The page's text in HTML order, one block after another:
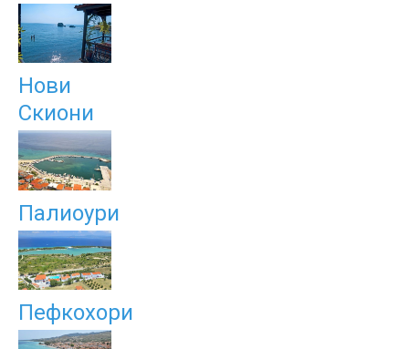
Нови
Скиони
Палиоури
Пефкохори